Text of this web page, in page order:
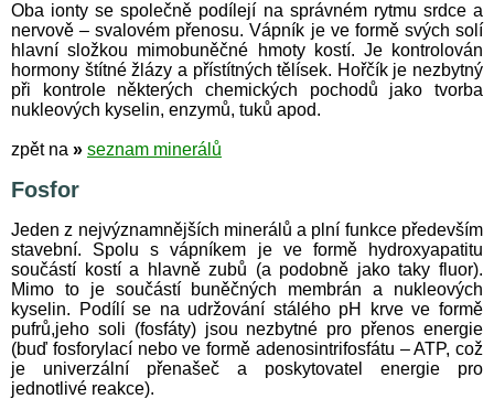
Oba ionty se společně podílejí na správném rytmu srdce a
nervově – svalovém přenosu. Vápník je ve formě svých solí
hlavní složkou mimobuněčné hmoty kostí. Je kontrolován
hormony štítné žlázy a přístítných tělísek. Hořčík je nezbytný
při kontrole některých chemických pochodů jako tvorba
nukleových kyselin, enzymů, tuků apod.
zpět na » seznam minerálů
Fosfor
Jeden z nejvýznamnějších minerálů a plní funkce především
stavební. Spolu s vápníkem je ve formě hydroxyapatitu
součástí kostí a hlavně zubů (a podobně jako taky fluor).
Mimo to je součástí buněčných membrán a nukleových
kyselin. Podílí se na udržování stálého pH krve ve formě
pufrů,jeho soli (fosfáty) jsou nezbytné pro přenos energie
(buď fosforylací nebo ve formě adenosintrifosfátu – ATP, což
je univerzální přenašeč a poskytovatel energie pro
jednotlivé reakce).